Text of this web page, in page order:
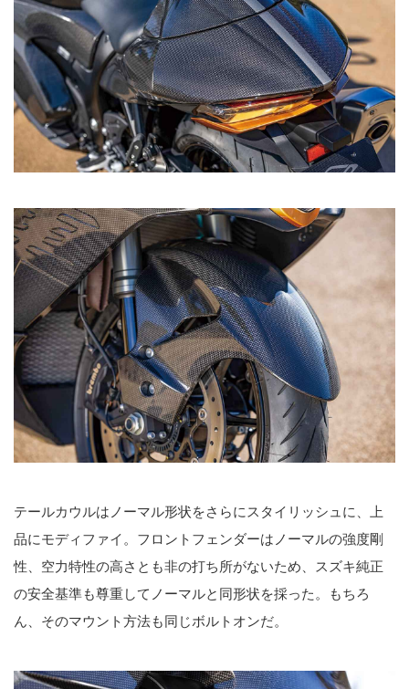
テールカウルはノーマル形状をさらにスタイリッシュに、上
品にモディファイ。フロントフェンダーはノーマルの強度剛
性、空力特性の高さとも非の打ち所がないため、スズキ純正
の安全基準も尊重してノーマルと同形状を採った。もちろ
ん、そのマウント方法も同じボルトオンだ。